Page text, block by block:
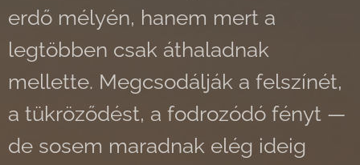
erdő mélyén, hanem mert a
legtöbben csak áthaladnak
mellette. Megcsodálják a felszínét,
a tükröződést, a fodrozódó fényt —
de sosem maradnak elég ideig